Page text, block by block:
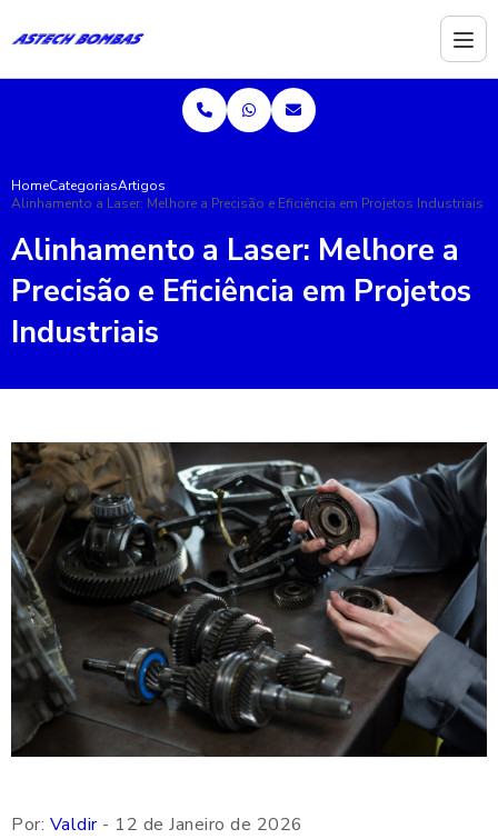
HomeCategoriasArtigos
Alinhamento a Laser: Melhore a Precisão e Eficiência em Projetos Industriais
Alinhamento a Laser: Melhore a
Precisão e Eficiência em Projetos
Industriais
Por: Valdir- 12 de Janeiro de 2026